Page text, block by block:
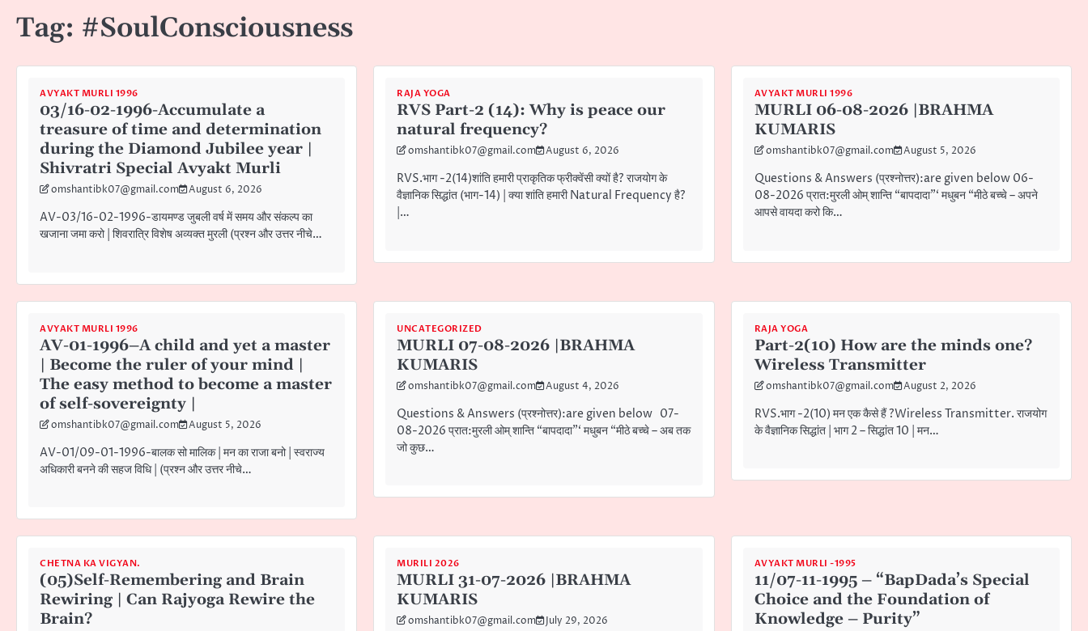
Tag: #SoulConsciousness
AVYAKT MURLI 1996
03/16-02-1996-Accumulate a
treasure of time and determination
during the Diamond Jubilee year |
Shivratri Special Avyakt Murli
omshantibk07@gmail.com August 6, 2026
AV-03/16-02-1996-डायमण्ड जुबली वर्ष में समय और संकल्प का
खजाना जमा करो | शिवरात्रि विशेष अव्यक्त मुरली (प्रश्न और उत्तर नीचे…
RAJA YOGA
RVS Part-2 (14): Why is peace our
natural frequency?
omshantibk07@gmail.com August 6, 2026
RVS.भाग -2(14)शांति हमारी प्राकृतिक फ्रीक्वेंसी क्यों है? राजयोग के
वैज्ञानिक सिद्धांत (भाग-14) | क्या शांति हमारी Natural Frequency है?
|…
AVYAKT MURLI 1996
MURLI 06-08-2026 |BRAHMA
KUMARIS
omshantibk07@gmail.com August 5, 2026
Questions & Answers (प्रश्नोत्तर):are given below 06-
08-2026 प्रात:मुरली ओम् शान्ति “बापदादा”‘ मधुबन “मीठे बच्चे – अपने
आपसे वायदा करो कि…
AVYAKT MURLI 1996
AV-01-1996–A child and yet a master
| Become the ruler of your mind |
The easy method to become a master
of self-sovereignty |
omshantibk07@gmail.com August 5, 2026
AV-01/09-01-1996-बालक सो मालिक | मन का राजा बनो | स्वराज्य
अधिकारी बनने की सहज विधि | (प्रश्न और उत्तर नीचे…
UNCATEGORIZED
MURLI 07-08-2026 |BRAHMA
KUMARIS
omshantibk07@gmail.com August 4, 2026
Questions & Answers (प्रश्नोत्तर):are given below 07-
08-2026 प्रात:मुरली ओम् शान्ति “बापदादा”‘ मधुबन “मीठे बच्चे – अब तक
जो कुछ…
RAJA YOGA
Part-2(10) How are the minds one?
Wireless Transmitter
omshantibk07@gmail.com August 2, 2026
RVS.भाग -2(10) मन एक कैसे हैं ?Wireless Transmitter. राजयोग
के वैज्ञानिक सिद्धांत | भाग 2 – सिद्धांत 10 | मन…
CHETNA KA VIGYAN.
(05)Self-Remembering and Brain
Rewiring | Can Rajyoga Rewire the
Brain?
MURILI 2026
MURLI 31-07-2026 |BRAHMA
KUMARIS
omshantibk07@gmail.com July 29, 2026
AVYAKT MURLI -1995
11/07-11-1995 – “BapDada’s Special
Choice and the Foundation of
Knowledge – Purity”